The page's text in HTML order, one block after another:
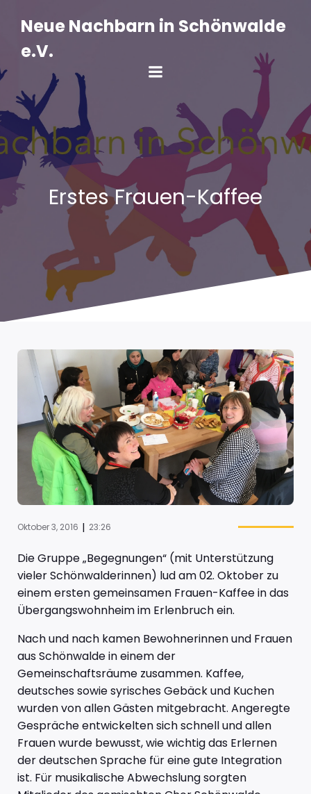
Inhalt
springenNeue Nachbarn in Schönwalde
e.V.
Erstes Frauen-Kaffee
Oktober 3, 2016 | 23:26
Die Gruppe „Begegnungen“ (mit Unterstützung
vieler Schönwalderinnen) lud am 02. Oktober zu
einem ersten gemeinsamen Frauen-Kaffee in das
Übergangswohnheim im Erlenbruch ein.
Nach und nach kamen Bewohnerinnen und Frauen
aus Schönwalde in einem der
Gemeinschaftsräume zusammen. Kaffee,
deutsches sowie syrisches Gebäck und Kuchen
wurden von allen Gästen mitgebracht. Angeregte
Gespräche entwickelten sich schnell und allen
Frauen wurde bewusst, wie wichtig das Erlernen
der deutschen Sprache für eine gute Integration
ist. Für musikalische Abwechslung sorgten